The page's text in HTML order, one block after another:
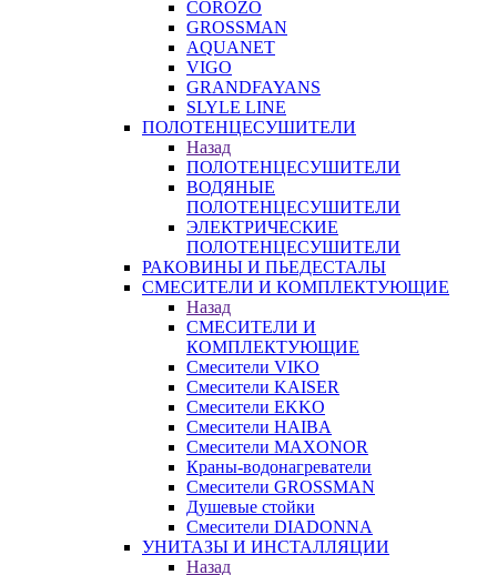
COROZO
GROSSMAN
AQUANET
VIGO
GRANDFAYANS
SLYLE LINE
ПОЛОТЕНЦЕСУШИТЕЛИ
Назад
ПОЛОТЕНЦЕСУШИТЕЛИ
ВОДЯНЫЕ
ПОЛОТЕНЦЕСУШИТЕЛИ
ЭЛЕКТРИЧЕСКИЕ
ПОЛОТЕНЦЕСУШИТЕЛИ
РАКОВИНЫ И ПЬЕДЕСТАЛЫ
СМЕСИТЕЛИ И КОМПЛЕКТУЮЩИЕ
Назад
СМЕСИТЕЛИ И
КОМПЛЕКТУЮЩИЕ
Смесители VIKO
Смесители KAISER
Смесители EKKO
Смесители HAIBA
Смесители MAXONOR
Краны-водонагреватели
Смесители GROSSMAN
Душевые стойки
Смесители DIADONNA
УНИТАЗЫ И ИНСТАЛЛЯЦИИ
Назад